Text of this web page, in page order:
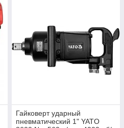
Гайковерт ударный
пневматический 1" YATO